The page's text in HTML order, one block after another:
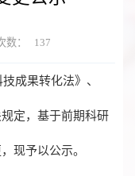
数： 137
成果转化法》、
定，基于前期科研
现予以公示。